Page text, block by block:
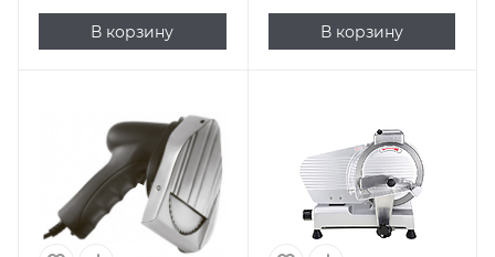
В корзину В корзину
диаметр ножа -
250 мм; от 0 до 13
мм; 220 В; 0.24 кВт